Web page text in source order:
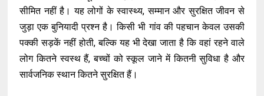
सीमित नहीं है। यह लोगों के स्वास्थ्य, सम्मान और सुरक्षित जीवन से
जुड़ा एक बुनियादी प्रश्न है। किसी भी गांव की पहचान केवल उसकी
पक्की सड़कें नहीं होती, बल्कि यह भी देखा जाता है कि वहां रहने वाले
लोग कितने स्वस्थ हैं, बच्चों को स्कूल जाने में कितनी सुविधा है और
सार्वजनिक स्थान कितने सुरक्षित हैं।